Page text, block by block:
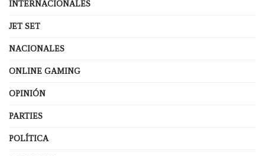
INTERNACIONALES
JET SET
NACIONALES
ONLINE GAMING
OPINIÓN
PARTIES
POLÍTICA